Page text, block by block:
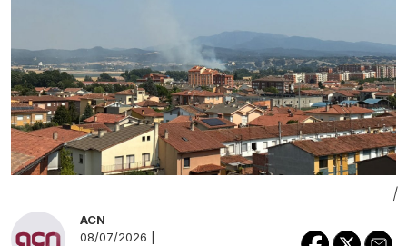
|
ACN
08/07/2026 |